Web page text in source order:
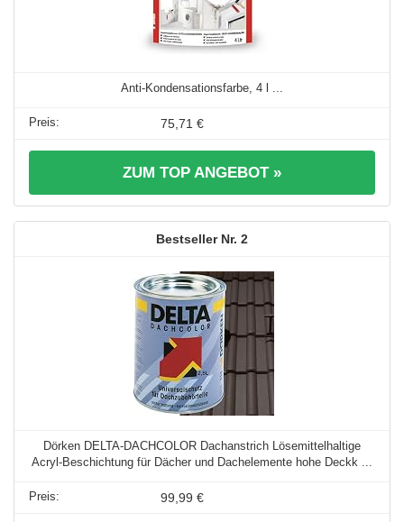
Anti-Kondensationsfarbe, 4 l ...
75,71 €
ZUM TOP ANGEBOT »
2
Dörken DELTA-DACHCOLOR Dachanstrich Lösemittelhaltige
Acryl-Beschichtung für Dächer und Dachelemente hohe Deckk ...
99,99 €